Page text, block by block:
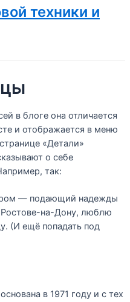
техники и
в блоге она отличается
и отображается в меню
«Детали»
о себе
так:
— подающий надежды
на-Дону, люблю
(И ещё попадать под
в 1971 году и с тех